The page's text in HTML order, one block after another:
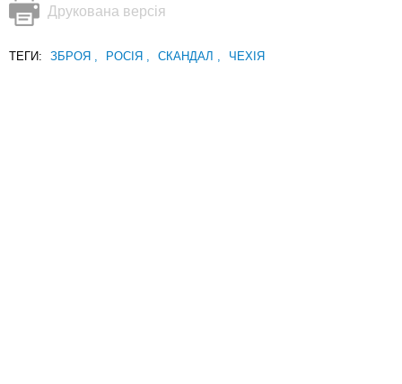
Друкована версія
ТЕГИ: ЗБРОЯ РОСІЯ СКАНДАЛ ЧЕХІЯ